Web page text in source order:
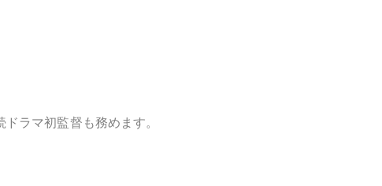
ラマ初監督も務めます。